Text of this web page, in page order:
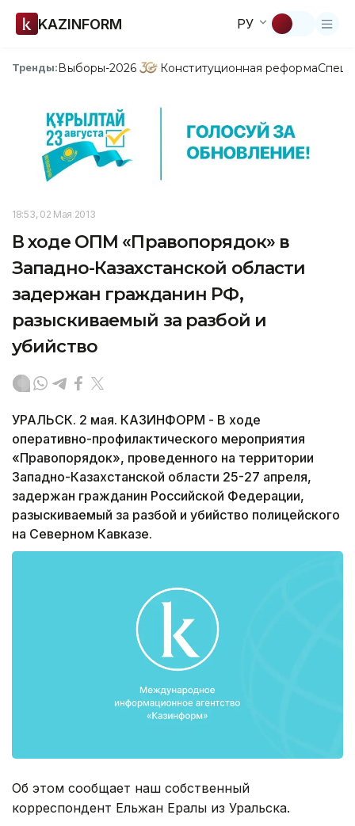
KAZINFORM РУ
Тренды:Выборы-2026 Конституционная реформа
18:53, 02 Мая 2013
В ходе ОПМ «Правопорядок» в
Западно-Казахстанской области
задержан гражданин РФ,
разыскиваемый за разбой и
убийство
УРАЛЬСК. 2 мая. КАЗИНФОРМ - В ходе
оперативно-профилактического мероприятия
«Правопорядок», проведенного на территории
Западно-Казахстанской области 25-27 апреля,
задержан гражданин Российской Федерации,
разыскиваемый за разбой и убийство полицейского
на Северном Кавказе.
Об этом сообщает наш собственный
корреспондент Ельжан Ералы из Уральска.